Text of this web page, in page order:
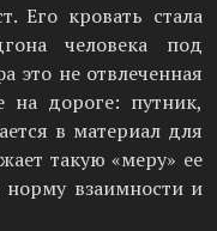
Его кровать стала
человека под
это не отвлеченная
на дороге: путник,
в материал для
такую «меру» ее
взаимности и